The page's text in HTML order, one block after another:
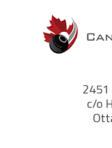
2451
c/o